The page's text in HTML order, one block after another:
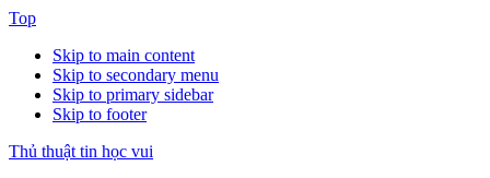
Top
Skip to main content
Skip to secondary menu
Skip to primary sidebar
Skip to footer
Thủ thuật tin học vui